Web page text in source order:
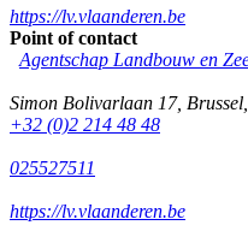
https://lv.vlaanderen.be
Point of contact
Agentschap Landbouw en
Simon Bolivarlaan 17, Brussel
+32 (0)2 214 48 48
025527511
https://lv.vlaanderen.be